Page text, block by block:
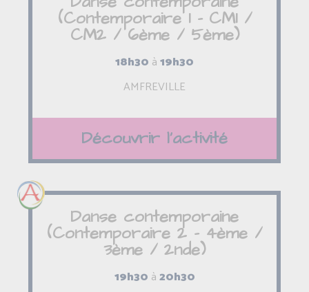
(Contemporaire 1 - CM1 /
CM2 / 6ème / 5ème)
18h30 à19h30
AMFREVILLE
Découvrir l'activité
Danse contemporaine
(Contemporaire 2 - 4ème /
3ème / 2nde)
19h30 à20h30